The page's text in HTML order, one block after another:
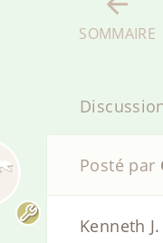
SOMMAIRE
Posté par
Kenneth